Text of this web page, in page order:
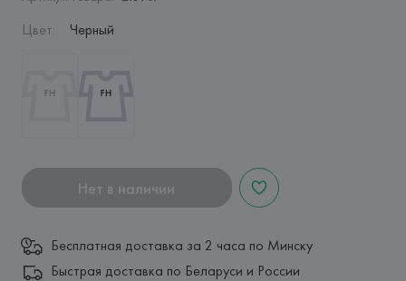
Цвет: Черный
Нет в наличии
Бесплатная доставка за 2 часа по Минску
Быстрая доставка по Беларуси и России